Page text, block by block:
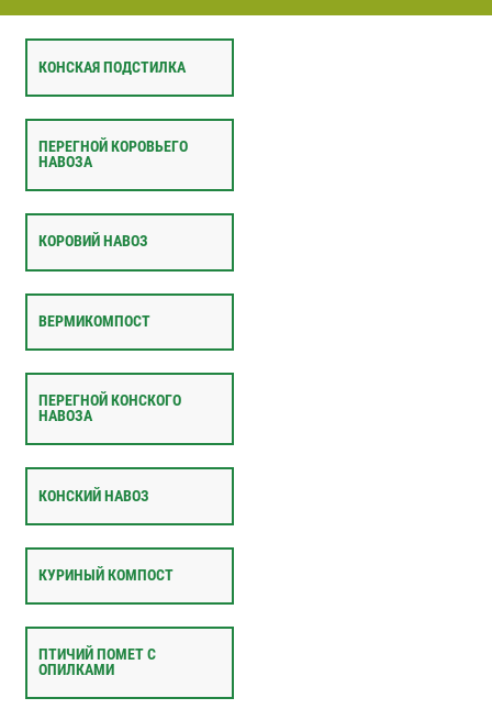
КОНСКАЯ ПОДСТИЛКА
ПЕРЕГНОЙ КОРОВЬЕГО
НАВОЗА
КОРОВИЙ НАВОЗ
ВЕРМИКОМПОСТ
ПЕРЕГНОЙ КОНСКОГО
НАВОЗА
КОНСКИЙ НАВОЗ
КУРИНЫЙ КОМПОСТ
ПТИЧИЙ ПОМЕТ С
ОПИЛКАМИ